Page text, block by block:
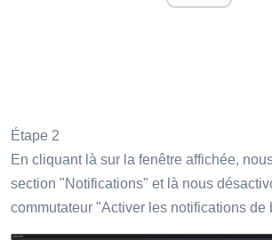
Étape 2
En cliquant là sur la fenêtre affichée,
section "Notifications" et là nous
commutateur "Activer les notifications de